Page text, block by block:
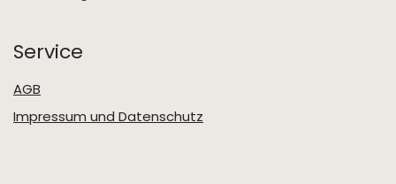
Service
AGB
Impressum und Datenschutz